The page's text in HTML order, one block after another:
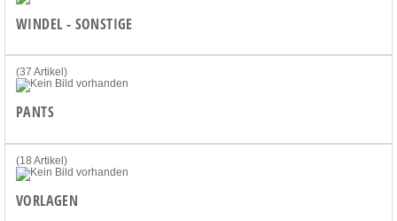
WINDEL - SONSTIGE
(37 Artikel)
PANTS
(18 Artikel)
VORLAGEN